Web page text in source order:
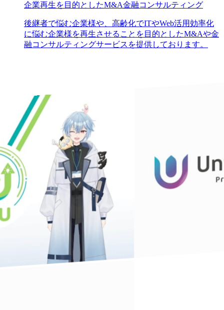
企業再生を目的としたM&A金融コンサルティング
後継者で悩む企業様や、高齢化でITやWeb活用効率化
に悩む企業様を再生させることを目的としたM&Aや金
融コンサルティングサービスを提供しております。